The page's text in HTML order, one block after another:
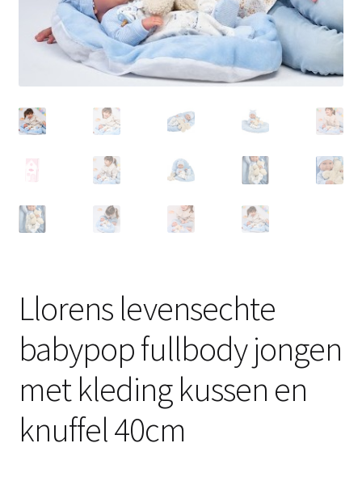
Llorens levensechte
babypop fullbody jongen
met kleding kussen en
knuffel 40cm